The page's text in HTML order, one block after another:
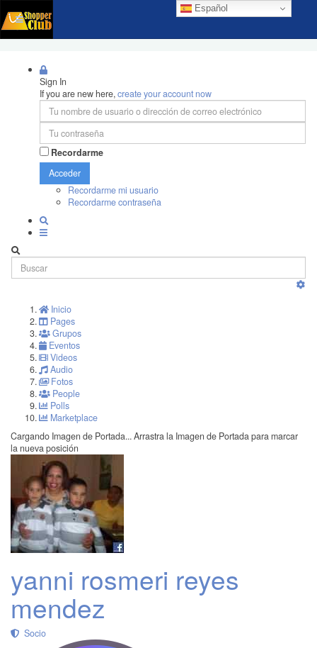
Español
Sign In
If you are new here,create your account now
Recordarme
Acceder
Recordarme mi usuario
Recordarme contraseña
Inicio
Pages
Grupos
Eventos
Videos
Audio
Fotos
People
Polls
Marketplace
Cargando Imagen de Portada... Arrastra la Imagen de Portada para marcar
la nueva posición
yanni rosmeri reyes
mendez
Socio